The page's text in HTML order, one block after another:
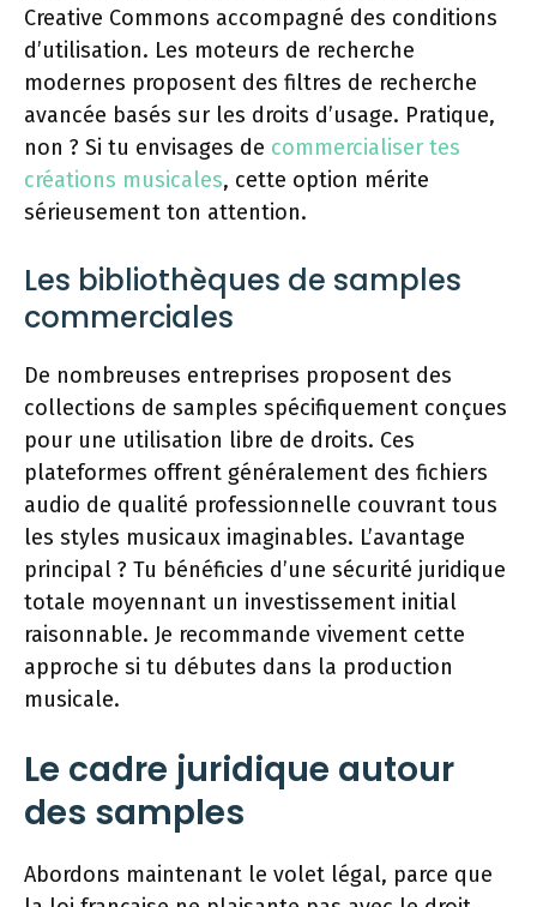
Creative Commons accompagné des conditions
d’utilisation. Les moteurs de recherche
modernes proposent des filtres de recherche
avancée basés sur les droits d’usage. Pratique,
non ? Si tu envisages de commercialiser tes
créations musicales, cette option mérite
sérieusement ton attention.
Les bibliothèques de samples
commerciales
De nombreuses entreprises proposent des
collections de samples spécifiquement conçues
pour une utilisation libre de droits. Ces
plateformes offrent généralement des fichiers
audio de qualité professionnelle couvrant tous
les styles musicaux imaginables. L’avantage
principal ? Tu bénéficies d’une sécurité juridique
totale moyennant un investissement initial
raisonnable. Je recommande vivement cette
approche si tu débutes dans la production
musicale.
Le cadre juridique autour
des samples
Abordons maintenant le volet légal, parce que